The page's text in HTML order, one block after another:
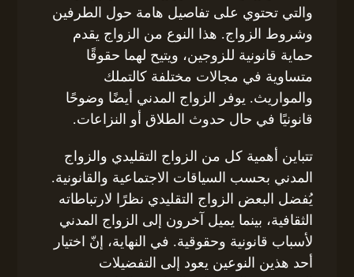
والتي تحتوي على تفاصيل هامة حول الطرفين
وشروط الزواج. هذا النوع من الزواج يقدم
حماية قانونية للزوجين، ويتيح لهما حقوقًا
متساوية في مجالات مختلفة كالتملك
والمواريث. يوفر الزواج المدني أيضًا وضوحًا
قانونيًا في حال حدوث الطلاق أو النزاعات.
تتباين أهمية كل من الزواج التقليدي والزواج
المدني بحسب السياقات الاجتماعية والقانونية.
يُفضل البعض الزواج التقليدي نظرًا لارتباطاته
الثقافية، بينما يميل آخرون إلى الزواج المدني
لأسباب قانونية وحقوقية. في النهاية، إنّ اختيار
أحد هذين النوعين يعود إلى التفضيلات